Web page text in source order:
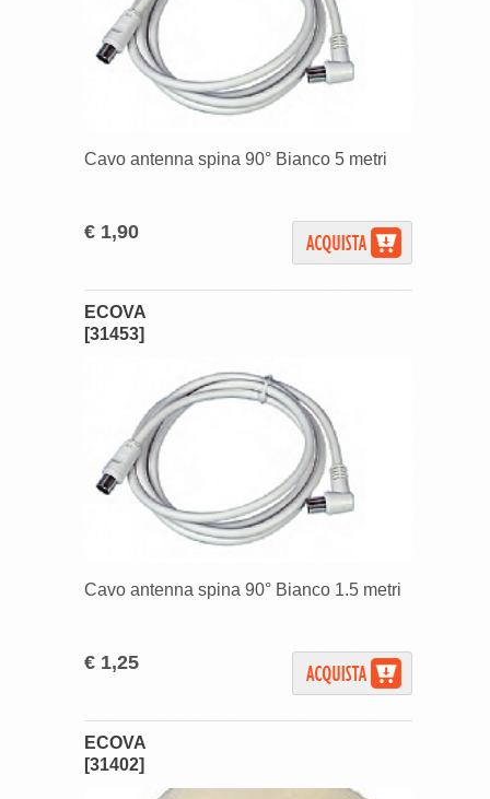
Cavo antenna spina 90° Bianco 5 metri
€ 1,90
ECOVA
[31453]
Cavo antenna spina 90° Bianco 1.5 metri
€ 1,25
ECOVA
[31402]